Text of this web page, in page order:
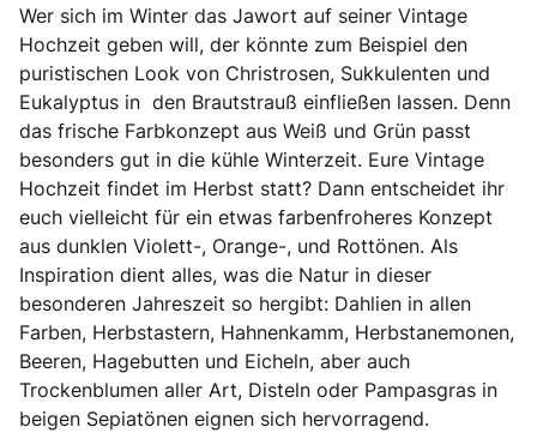
Wer sich im Winter das Jawort auf seiner Vintage
Hochzeit geben will, der könnte zum Beispiel den
puristischen Look von Christrosen, Sukkulenten und
Eukalyptus in den Brautstrauß einfließen lassen. Denn
das frische Farbkonzept aus Weiß und Grün passt
besonders gut in die kühle Winterzeit. Eure Vintage
Hochzeit findet im Herbst statt? Dann entscheidet ihr
euch vielleicht für ein etwas farbenfroheres Konzept
aus dunklen Violett-, Orange-, und Rottönen. Als
Inspiration dient alles, was die Natur in dieser
besonderen Jahreszeit so hergibt: Dahlien in allen
Farben, Herbstastern, Hahnenkamm, Herbstanemonen,
Beeren, Hagebutten und Eicheln, aber auch
Trockenblumen aller Art, Disteln oder Pampasgras in
beigen Sepiatönen eignen sich hervorragend.